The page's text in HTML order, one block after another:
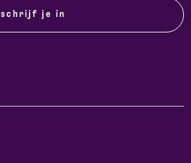
schrijf je in